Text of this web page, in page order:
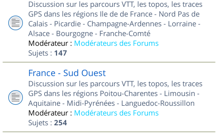
Discussion sur les parcours VTT, les topos, les traces
GPS dans les régions Ile de de France - Nord Pas de
Calais - Picardie - Champagne-Ardennes - Lorraine -
Alsace - Bourgogne - Franche-Comté
Modérateur : Modérateurs des Forums
Sujets : 147
France - Sud Ouest
Discussion sur les parcours VTT, les topos, les traces
GPS dans les régions Poitou-Charentes - Limousin -
Aquitaine - Midi-Pyrénées - Languedoc-Roussillon
Modérateur : Modérateurs des Forums
Sujets : 254